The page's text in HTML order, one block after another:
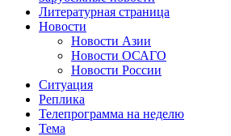
Литературная страница
Новости
Новости Азии
Новости ОСАГО
Новости России
Ситуация
Реплика
Телепрограмма на неделю
Тема